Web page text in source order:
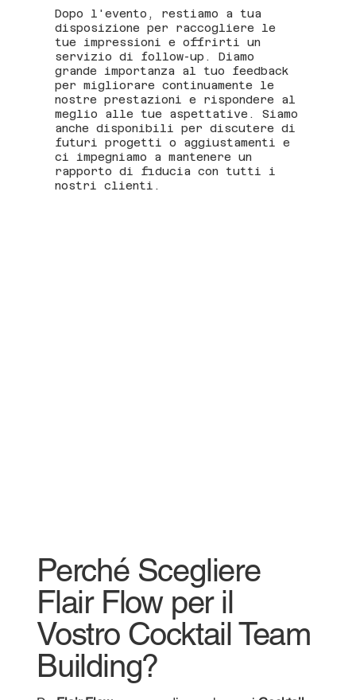
Dopo l'evento, restiamo a tua
disposizione per raccogliere le
tue impressioni e offrirti un
servizio di follow-up. Diamo
grande importanza al tuo feedback
per migliorare continuamente le
nostre prestazioni e rispondere al
meglio alle tue aspettative. Siamo
anche disponibili per discutere di
futuri progetti o aggiustamenti e
ci impegniamo a mantenere un
rapporto di fiducia con tutti i
nostri clienti.
Perché Scegliere
Flair Flow per il
Vostro Cocktail Team
Building?